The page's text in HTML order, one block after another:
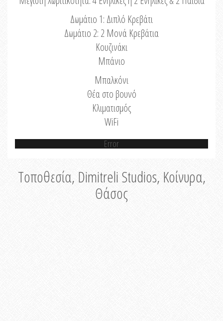
Δωμάτιο 1: Διπλό Κρεβάτι
Δωμάτιο 2: 2 Μονά Κρεβάτια
Κουζινάκι
Μπάνιο
Μπαλκόνι
Θέα στο βουνό
Κλιματισμός
WiFi
Error
Τοποθεσία, Dimitreli Studios, Κοίνυρα,
Θάσος